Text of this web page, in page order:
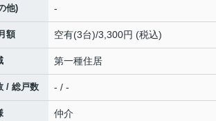
他) -
額 空有(3台)/3,300円 (税込)
第一種住居
/ 総戸数 - / -
仲介